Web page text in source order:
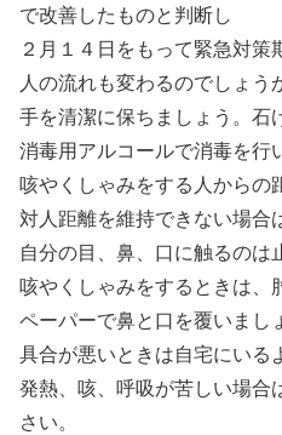
で改善したものと判断し
２月１４日をもって緊急対策
人の流れも変わるのでしょう
手を清潔に保ちましょう。石
消毒用アルコールで消毒を行
咳やくしゃみをする人からの
対人距離を維持できない場合
自分の目、鼻、口に触るのは
咳やくしゃみをするときは、
ペーパーで鼻と口を覆いまし
具合が悪いときは自宅にいる
発熱、咳、呼吸が苦しい場合
さい。